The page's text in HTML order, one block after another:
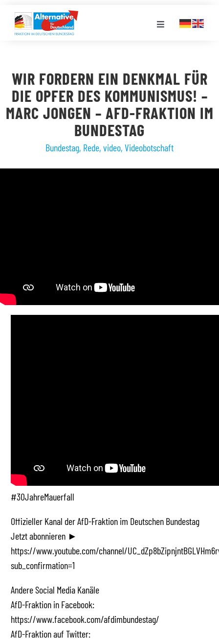
Inhalt
springen
Toggle
LANDESGRUPPEN
VERANSTALTUNGEN
WIR FORDERN EIN DENKMAL FÜR
DIE OPFER DES KOMMUNISMUS! –
MARC JONGEN – AFD-FRAKTION IM
BUNDESTAG
Bundestag, Rede, video, Videobotschaft
#30JahreMauerfall
Offizieller Kanal der AfD-Fraktion im Deutschen Bundestag
Jetzt abonnieren ►
https://www.youtube.com/channel/
sub_confirmation=1
Andere Social Media Kanäle
AfD-Fraktion in Facebook:
https://www.facebook.com/afdimbundestag/
AfD-Fraktion auf Twitter: